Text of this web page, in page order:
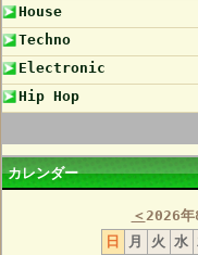
House
Techno
Electronic
Hip Hop
カレンダー
＜ 2026年
日
月 火 水